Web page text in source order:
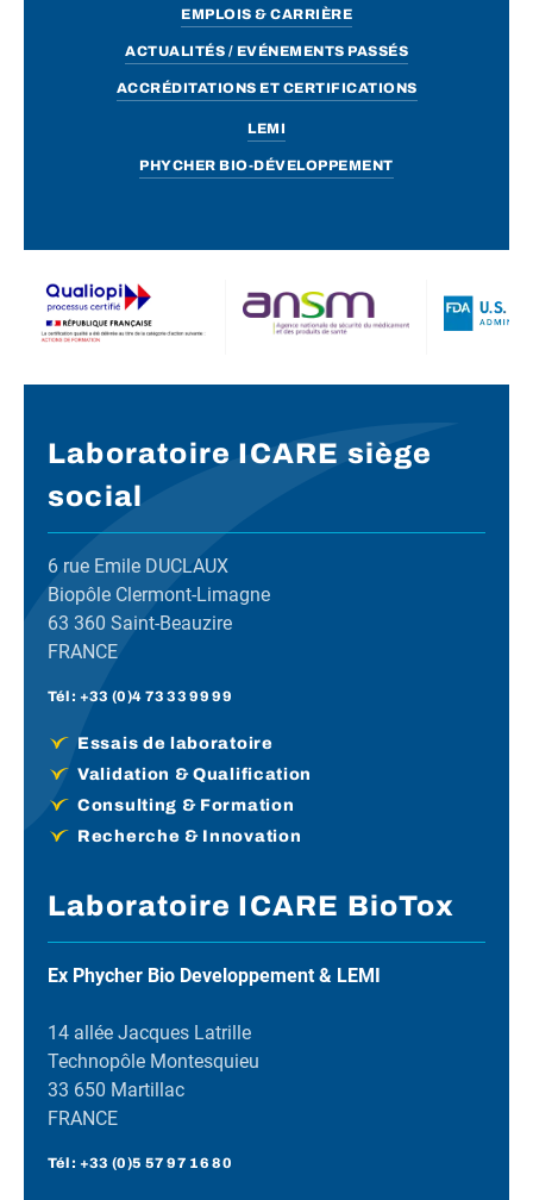
EMPLOIS & CARRIÈRE
ACTUALITÉS / EVÉNEMENTS PASSÉS
ACCRÉDITATIONS ET CERTIFICATIONS
LEMI
PHYCHER BIO-DÉVELOPPEMENT
Laboratoire ICARE siège
social
6 rue Emile DUCLAUX
Biopôle Clermont-Limagne
63 360 Saint-Beauzire
FRANCE
Tél : +33 (0)4 73 33 99 99
Essais de laboratoire
Validation & Qualification
Consulting & Formation
Recherche & Innovation
Laboratoire ICARE BioTox
Ex Phycher Bio Developpement & LEMI
14 allée Jacques Latrille
Technopôle Montesquieu
33 650 Martillac
FRANCE
Tél : +33 (0)5 57 97 16 80